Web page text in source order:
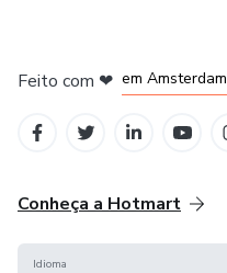
Feito com ❤ em Amsterdam
Conheça a Hotmart
Idioma